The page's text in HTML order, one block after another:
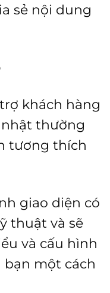
sẻ nội dung
khách hàng
thường
tương thích
giao diện có
thuật và sẽ
và cấu hình
một cách